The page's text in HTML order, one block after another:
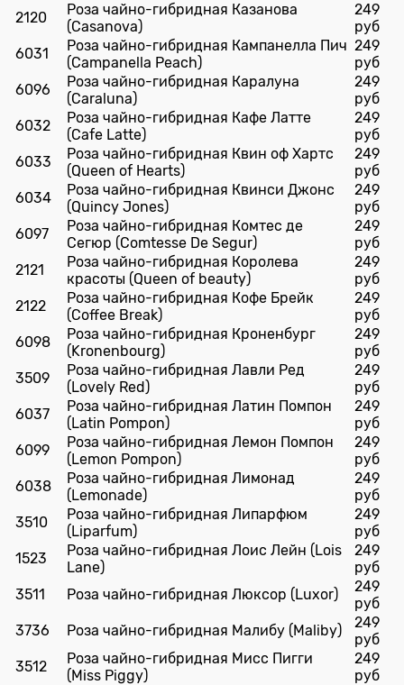
2120
Роза чайно-гибридная Казанова
(Casanova)
249
руб
6031
Роза чайно-гибридная Кампанелла Пич
(Campanella Peach)
249
руб
6096
Роза чайно-гибридная Каралуна
(Caraluna)
249
руб
6032
Роза чайно-гибридная Кафе Латте
(Cafe Latte)
249
руб
6033
Роза чайно-гибридная Квин оф Хартс
(Queen of Hearts)
249
руб
6034
Роза чайно-гибридная Квинси Джонс
(Quincy Jones)
249
руб
6097
Роза чайно-гибридная Комтес де
Сегюр (Comtesse De Segur)
249
руб
2121
Роза чайно-гибридная Королева
красоты (Queen of beauty)
249
руб
2122
Роза чайно-гибридная Кофе Брейк
(Coffee Break)
249
руб
6098
Роза чайно-гибридная Кроненбург
(Kronenbourg)
249
руб
3509
Роза чайно-гибридная Лавли Ред
(Lovely Red)
249
руб
6037
Роза чайно-гибридная Латин Помпон
(Latin Pompon)
249
руб
6099
Роза чайно-гибридная Лемон Помпон
(Lemon Pompon)
249
руб
6038
Роза чайно-гибридная Лимонад
(Lemonade)
249
руб
3510
Роза чайно-гибридная Липарфюм
(Liparfum)
249
руб
1523
Роза чайно-гибридная Лоис Лейн (Lois
Lane)
249
руб
3511
Роза чайно-гибридная Люксор (Luxor)
249
руб
3736
Роза чайно-гибридная Малибу (Maliby)
249
руб
3512
Роза чайно-гибридная Мисс Пигги
(Miss Piggy)
249
руб